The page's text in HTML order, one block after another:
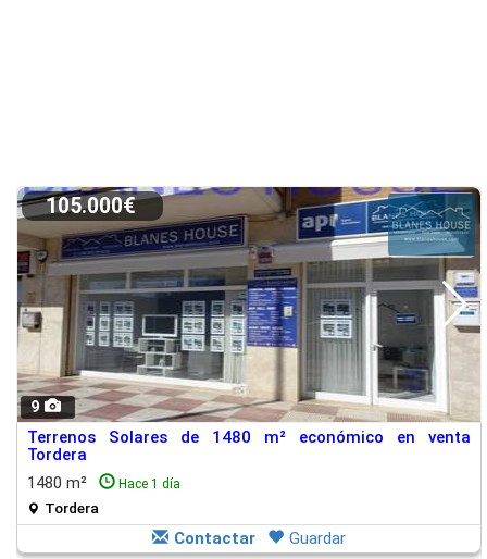
9
105.000€
Terrenos Solares de 1480 m² económico en venta
Tordera
1480 m²
Hace 1 día
Tordera
Contactar Guardar